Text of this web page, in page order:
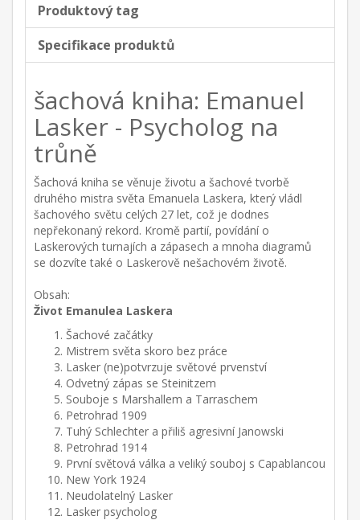
Produktový tag
Specifikace produktů
šachová kniha: Emanuel
Lasker - Psycholog na
trůně
Šachová kniha se věnuje životu a šachové tvorbě
druhého mistra světa Emanuela Laskera, který vládl
šachového světu celých 27 let, což je dodnes
nepřekonaný rekord. Kromě partií, povídání o
Laskerových turnajích a zápasech a mnoha diagramů
se dozvíte také o Laskerově nešachovém životě.
Obsah:
Život Emanulea Laskera
Šachové začátky
Mistrem světa skoro bez práce
Lasker (ne)potvrzuje světové prvenství
Odvetný zápas se Steinitzem
Souboje s Marshallem a Tarraschem
Petrohrad 1909
Tuhý Schlechter a přiliš agresivní Janowski
Petrohrad 1914
První světová válka a veliký souboj s Capablancou
New York 1924
Neudolatelný Lasker
Lasker psycholog